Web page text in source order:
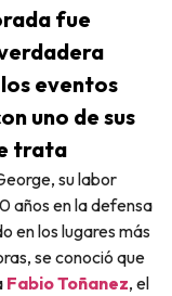
fue
eventos
uno de sus
trata
su labor
años en la defensa
en los lugares más
se conoció que
Fabio Toñanez, el